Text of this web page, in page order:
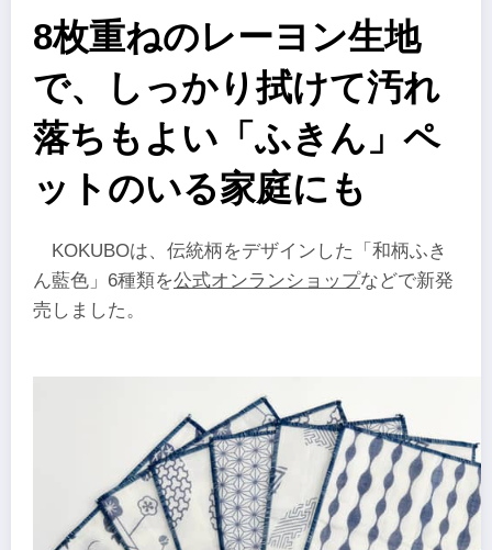
8枚重ねのレーヨン生地
で、しっかり拭けて汚れ
落ちもよい「ふきん」ペ
ットのいる家庭にも
KOKUBOは、伝統柄をデザインした「和柄ふき
ん藍色」6種類を公式オンランショップなどで新発
売しました。